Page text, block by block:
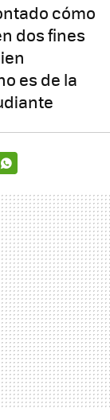
cómo
dos fines
es de la